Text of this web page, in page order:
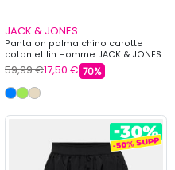
JACK & JONES
Pantalon palma chino carotte
coton et lin Homme JACK & JONES
59,99 €17,50 € 70%